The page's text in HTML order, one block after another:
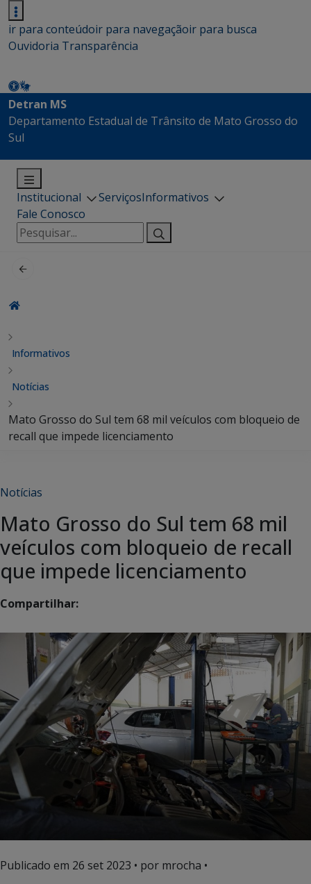
ir para conteúdoir para navegaçãoir para busca
Ouvidoria Transparência
Detran MS
Departamento Estadual de Trânsito de Mato Grosso do
Sul
Institucional ServiçosInformativos
Fale Conosco
Pesquisar
por:
Informativos
Notícias
Mato Grosso do Sul tem 68 mil veículos com bloqueio de
recall que impede licenciamento
Notícias
Mato Grosso do Sul tem 68 mil
veículos com bloqueio de recall
que impede licenciamento
Compartilhar:
Publicado em 26 set 2023 • por mrocha •